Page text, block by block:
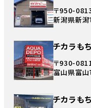
〒950-
新潟県新
チカラも
〒930-
富山県富
チカラも